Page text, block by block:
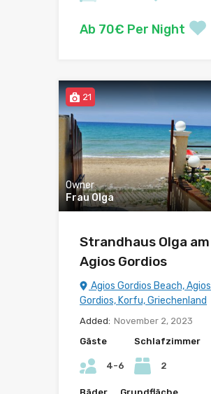
Ab 70€ Per Night
21
Owner
Frau Olga
Strandhaus Olga am
Agios Gordios
Agios Gordios Beach, Agios
Gordios, Korfu, Griechenland
Added: November 2, 2023
Gäste
4-6
Schlafzimmer
2